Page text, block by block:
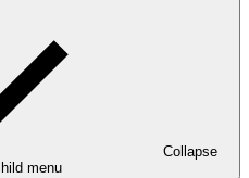
Collapse
menu